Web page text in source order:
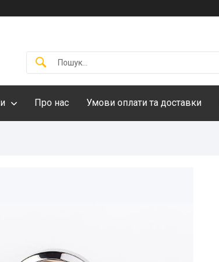
Про нас Умови оплати та доставки